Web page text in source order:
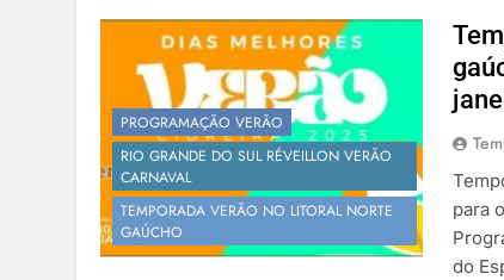
PROGRAMAÇÃO VERÃO
RIO GRANDE DO SUL RÉVEILLON VERÃO
CARNAVAL
TEMPORADA VERÃO NO LITORAL NORTE
GAÚCHO
para
do